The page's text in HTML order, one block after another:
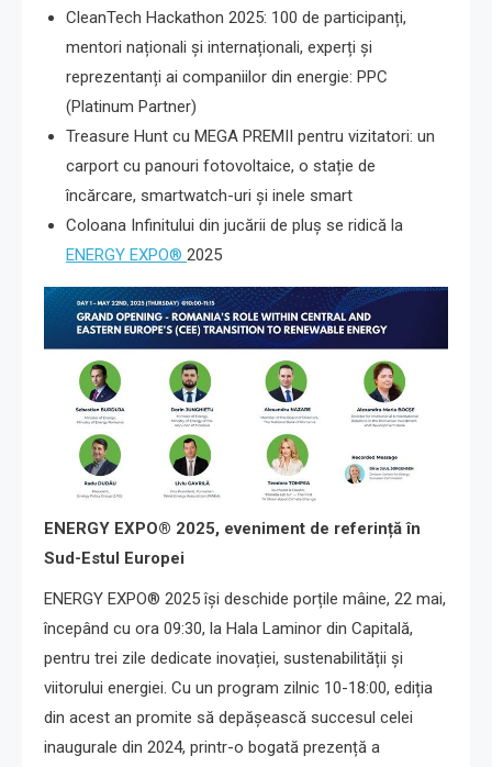
CleanTech Hackathon 2025: 100 de participanți,
mentori naționali și internaționali, experți și
reprezentanți ai companiilor din energie: PPC
(Platinum Partner)
Treasure Hunt cu MEGA PREMII pentru vizitatori: un
carport cu panouri fotovoltaice, o stație de
încărcare, smartwatch-uri și inele smart
Coloana Infinitului din jucării de pluș se ridică la
ENERGY EXPO® 2025
ENERGY EXPO® 2025, eveniment de referință în
Sud-Estul Europei
ENERGY EXPO® 2025 își deschide porțile mâine, 22 mai,
începând cu ora 09:30, la Hala Laminor din Capitală,
pentru trei zile dedicate inovației, sustenabilității și
viitorului energiei. Cu un program zilnic 10-18:00, ediția
din acest an promite să depășească succesul celei
inaugurale din 2024, printr-o bogată prezență a